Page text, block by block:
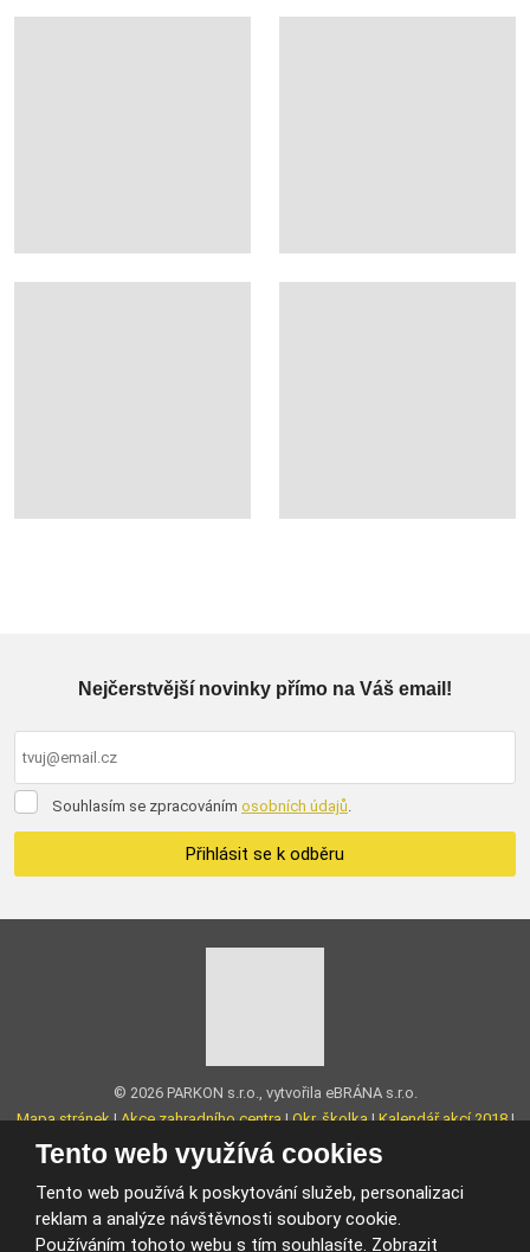
Nejčerstvější novinky přímo na Váš email!
Souhlasím
Souhlasím se zpracováním osobních údajů.
Přihlásit se k odběru
© 2026 PARKON s.r.o., vytvořila eBRÁNA s.r.o.
Mapa stránek |Akce zahradního centra |Okr. školka |Kalendář akcí 2018 |
O nás |Kontakt |Podmínky použití | Facebook
Tento web využívá cookies
Tento web používá k poskytování služeb, personalizaci
reklam a analýze návštěvnosti soubory cookie.
Používáním tohoto webu s tím souhlasíte. Zobrazit